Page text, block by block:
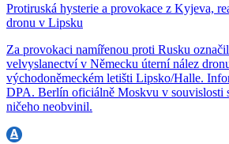
Protiruská hysterie a provokace z Kyjeva,
dronu v Lipsku
Za provokaci namířenou proti Rusku
velvyslanectví v Německu úterní nález
východoněmeckém letišti Lipsko/Halle.
DPA. Berlín oficiálně Moskvu v souvislosti
ničeho neobvinil.